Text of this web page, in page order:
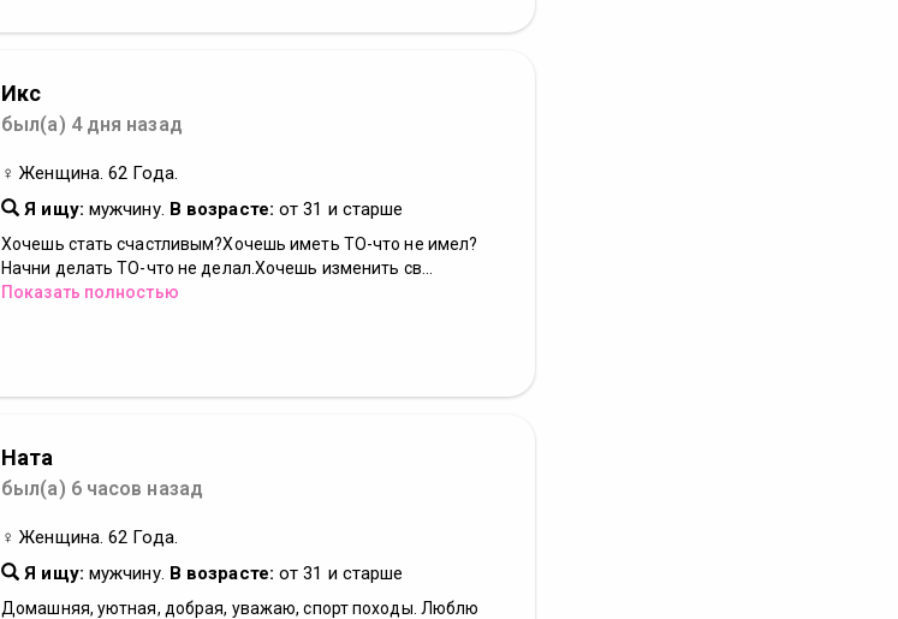
Икс
был(а) 4 дня назад
♀ Женщина. 62 Года.
Я ищу: мужчину. В возрасте: от 31 и старше
Хочешь стать счастливым?Хочешь иметь ТО-что не имел?
Начни делать ТО-что не делал.Хочешь изменить св...
Показать полностью
Ната
был(а) 6 часов назад
♀ Женщина. 62 Года.
Я ищу: мужчину. В возрасте: от 31 и старше
Домашняя, уютная, добрая, уважаю, спорт походы. Люблю